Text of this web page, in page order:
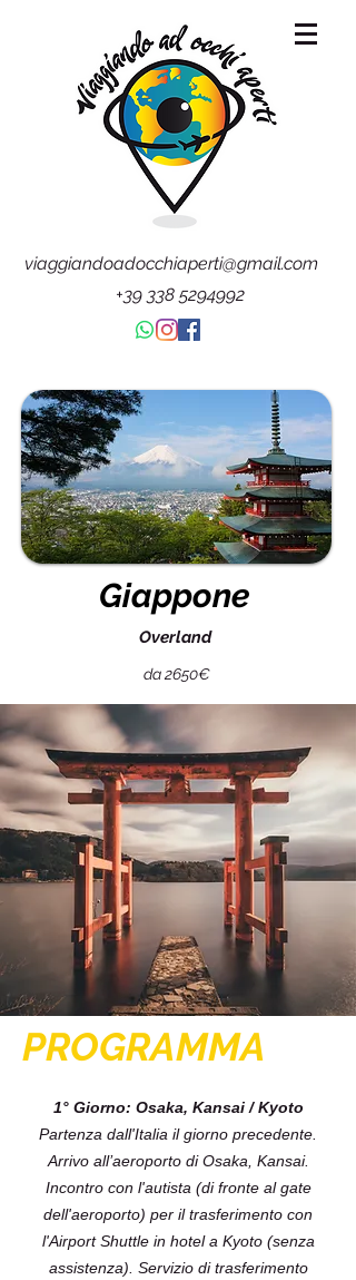
viaggiandoadocchiaperti@gmail.com
+39 338 5294992
Giappone
Overland
da 2650€
PROGRAMMA
1° Giorno: Osaka, Kansai / Kyoto
Partenza dall'Italia il giorno precedente.
Arrivo all’aeroporto di Osaka, Kansai.
Incontro con l'autista (di fronte al gate
dell'aeroporto) per il trasferimento con
l'Airport Shuttle in hotel a Kyoto (senza
assistenza). Servizio di trasferimento